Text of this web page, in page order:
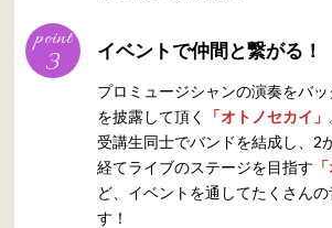
point
3 イベントで仲間と繋がる！
プロミュージシャンの演奏をバ
を披露して頂く
「オトノセカイ」
受講生同士でバンドを結成し、2
経てライブのステージを目指す
ど、イベントを通してたくさん
す！